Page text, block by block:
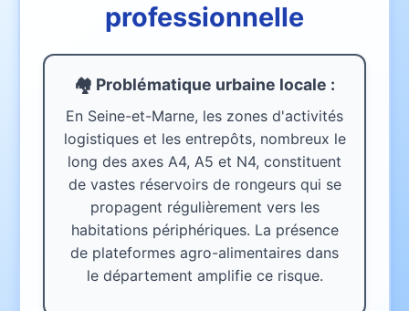
professionnelle
🏘️ Problématique urbaine locale :
En Seine-et-Marne, les zones d'activités
logistiques et les entrepôts, nombreux le
long des axes A4, A5 et N4, constituent
de vastes réservoirs de rongeurs qui se
propagent régulièrement vers les
habitations périphériques. La présence
de plateformes agro-alimentaires dans
le département amplifie ce risque.